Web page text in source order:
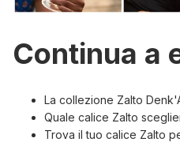
Continua a
La collezione Zalto
Quale calice Zalto
Trova il tuo calice Zalto